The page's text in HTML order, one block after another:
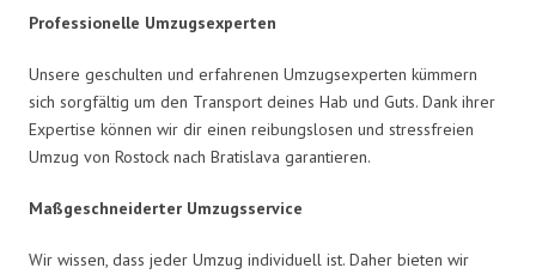
Professionelle Umzugsexperten
Unsere geschulten und erfahrenen Umzugsexperten kümmern
sich sorgfältig um den Transport deines Hab und Guts. Dank ihrer
Expertise können wir dir einen reibungslosen und stressfreien
Umzug von Rostock nach Bratislava garantieren.
Maßgeschneiderter Umzugsservice
Wir wissen, dass jeder Umzug individuell ist. Daher bieten wir